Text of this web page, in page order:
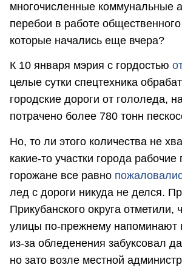
многочисленные коммунальные
перебои в работе
которые начались еще вчера?
К 10 января мэрия с гордостью
целые сутки спецтехника
городские дороги от гололеда,
потрачено более 780 тонн
Но, то ли этого количества не
какие-то участки города рабочие
горожане все равно
лед с дороги никуда не делся.
Прикубанского округа отметили,
улицы по-прежнему напоминают
из-за обледенения забуксовал
но зато возле местной